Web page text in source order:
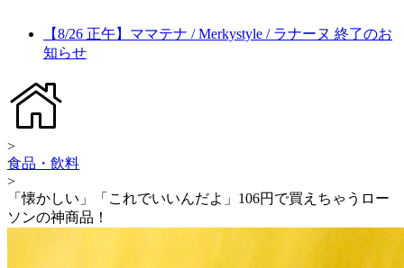
【8/26 正午】ママテナ / Merkystyle / ラナーヌ 終了のお
知らせ
>
食品・飲料
>
「懐かしい」「これでいいんだよ」106円で買えちゃうロー
ソンの神商品！